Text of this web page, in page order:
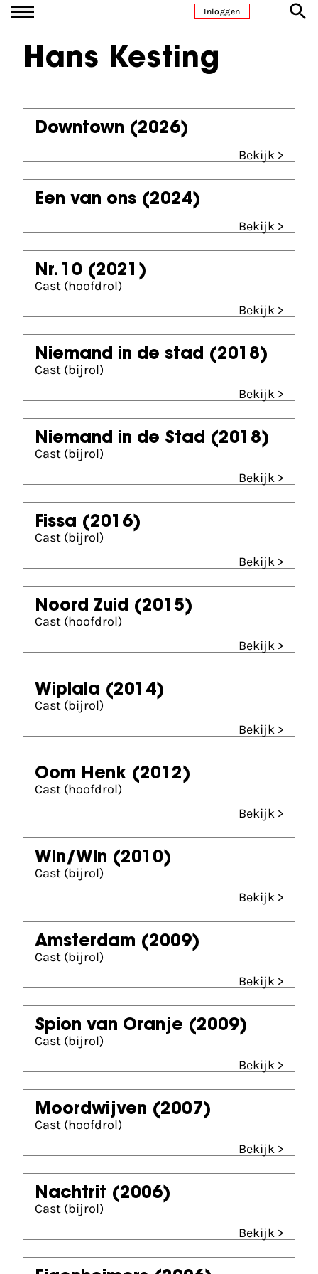
Ga naar inhoudInloggen
Hans Kesting
Downtown (2026)
Bekijk >
Een van ons (2024)
Bekijk >
Nr. 10 (2021)
Cast (hoofdrol)
Bekijk >
Niemand in de stad (2018)
Cast (bijrol)
Bekijk >
Niemand in de Stad (2018)
Cast (bijrol)
Bekijk >
Fissa (2016)
Cast (bijrol)
Bekijk >
Noord Zuid (2015)
Cast (hoofdrol)
Bekijk >
Wiplala (2014)
Cast (bijrol)
Bekijk >
Oom Henk (2012)
Cast (hoofdrol)
Bekijk >
Win/Win (2010)
Cast (bijrol)
Bekijk >
Amsterdam (2009)
Cast (bijrol)
Bekijk >
Spion van Oranje (2009)
Cast (bijrol)
Bekijk >
Moordwijven (2007)
Cast (hoofdrol)
Bekijk >
Nachtrit (2006)
Cast (bijrol)
Bekijk >